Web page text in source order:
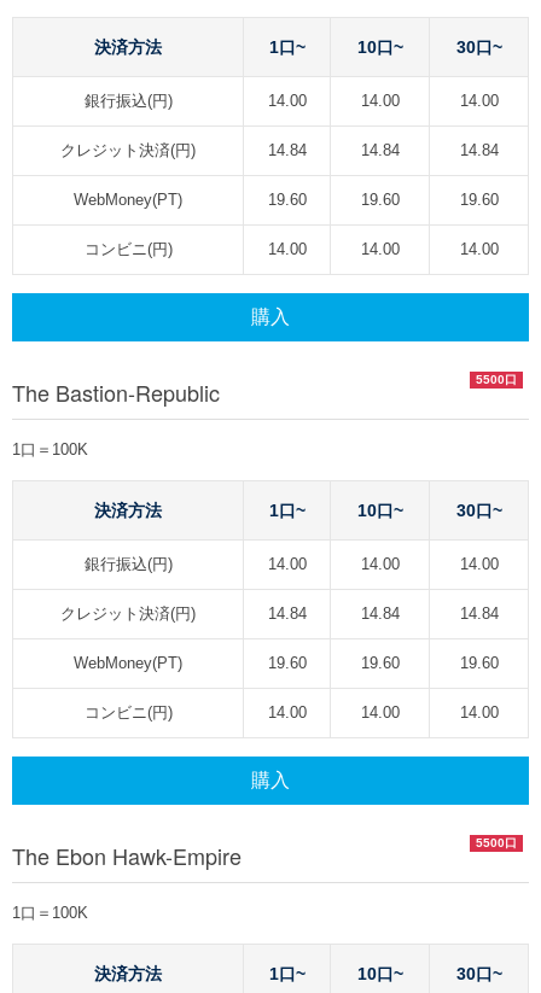
決済方法 1口~ 10口~ 30口~
銀行振込(円) 14.00 14.00 14.00
クレジット決済(円) 14.84 14.84 14.84
WebMoney(PT) 19.60 19.60 19.60
コンビニ(円) 14.00 14.00 14.00
購入
5500口
The Bastion-Republic
1口＝100K
決済方法 1口~ 10口~ 30口~
銀行振込(円) 14.00 14.00 14.00
クレジット決済(円) 14.84 14.84 14.84
WebMoney(PT) 19.60 19.60 19.60
コンビニ(円) 14.00 14.00 14.00
購入
5500口
The Ebon Hawk-Empire
1口＝100K
決済方法 1口~ 10口~ 30口~